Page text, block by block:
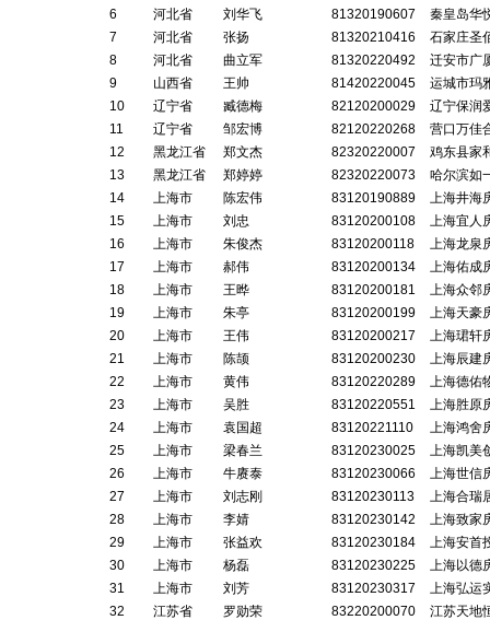
6
河北省 刘华飞 81320190607
秦皇岛华
7
河北省 张扬 81320210416
石家庄圣
8
河北省 曲立军 81320220492
迁安市广
9
山西省 王帅 81420220045
运城市玛
10
辽宁省 臧德梅 82120200029
辽宁保润
11
辽宁省 邹宏博 82120220268
营口万佳
12
黑龙江省 郑文杰 82320220007
鸡东县家
13
黑龙江省 郑婷婷 82320220073
哈尔滨如
14
上海市 陈宏伟 83120190889
上海井海
15
上海市 刘忠 83120200108
上海宜人
16
上海市 朱俊杰 83120200118
上海龙泉
17
上海市 郝伟 83120200134
上海佑成
18
上海市 王晔 83120200181
上海众邻
19
上海市 朱亭 83120200199
上海天豪
20
上海市 王伟 83120200217
上海珺轩
21
上海市 陈颉 83120200230
上海辰建
22
上海市 黄伟 83120220289
上海德佑
23
上海市 吴胜 83120220551
上海胜原
24
上海市 袁国超 83120221110
上海鸿舍
25
上海市 梁春兰 83120230025
上海凯美
26
上海市 牛赓泰 83120230066
上海世信
27
上海市 刘志刚 83120230113
上海合瑞
28
上海市 李婧 83120230142
上海致家
29
上海市 张益欢 83120230184
上海安首
30
上海市 杨磊 83120230225
上海以德
31
上海市 刘芳 83120230317
上海弘运
32
江苏省 罗勋荣 83220200070
江苏天地